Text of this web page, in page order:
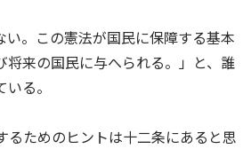
。この憲法が国民に保障する基本
来の国民に与へられる。」と、誰
る。
ためのヒントは十二条にあると思